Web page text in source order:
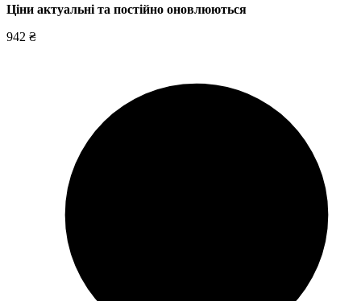
Ціни актуальні та постійно оновлюються
942 ₴